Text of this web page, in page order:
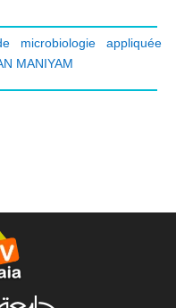
microbiologie appliquée
MANIYAM